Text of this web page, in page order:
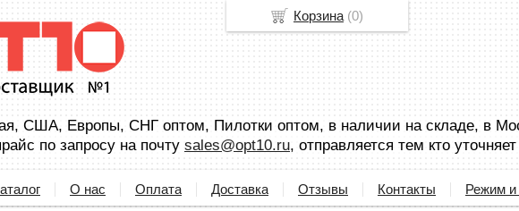
США, Европы, СНГ оптом, Пилотки оптом, в наличии на складе, в
по запросу на почту sales@opt10.ru, отправляется тем кто
О нас Оплата Доставка Отзывы Контакты Режим и
Корзина (0)